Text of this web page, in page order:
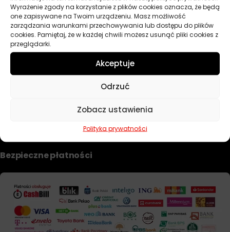
Wyrażenie zgody na korzystanie z plików cookies oznacza, że będą
one zapisywane na Twoim urządzeniu. Masz możliwość
zarządzania warunkami przechowywania lub dostępu do plików
cookies. Pamiętaj, że w każdej chwili możesz usunąć pliki cookies z
przeglądarki.
Akceptuje
Odrzuć
Zobacz ustawienia
Polityka prywatności
Dobierz filtr
TWOJE KONTO
Informacje prawne
Formularz zwrotu i reklamacji
Bezpieczne płatności